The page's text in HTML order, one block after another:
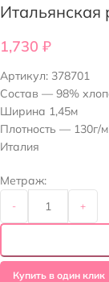
Итальянская
1,730 ₽
Артикул: 378701
Состав — 98%
Ширина 1,45м
Плотность — 130г/
Италия
Метраж:
- +
Купить в один клик